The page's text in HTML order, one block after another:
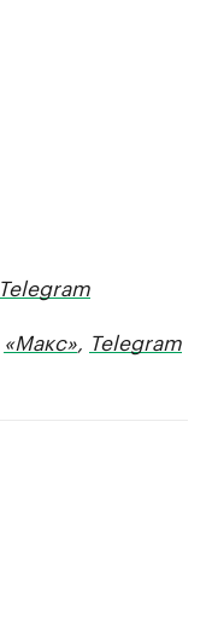
Telegram
«Макс» Telegram